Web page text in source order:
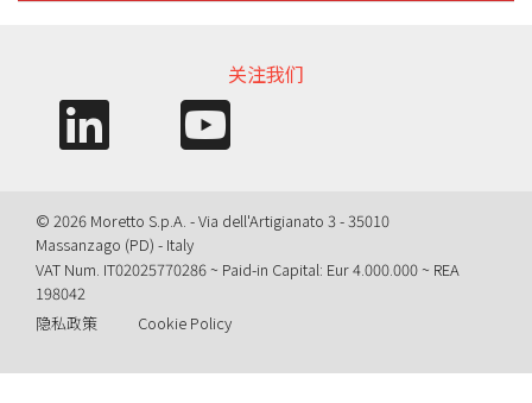
关注我们
© 2026 Moretto S.p.A. - Via dell'Artigianato 3 - 35010
Massanzago (PD) - Italy
VAT Num. IT02025770286 ~ Paid-in Capital: Eur 4.000.000 ~ REA
198042
隐私政策
Cookie Policy